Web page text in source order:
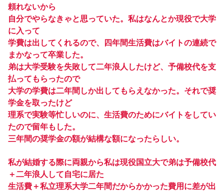
頼れないから
自分でやらなきゃと思っていた。私はなんとか現役で大学
に入って
学費は出してくれるので、四年間生活費はバイトの連続で
まかなって卒業した。
弟は大学受験を失敗して二年浪人したけど、予備校代を支
払ってもらったので
大学の学費は二年間しか出してもらえなかった。それで奨
学金を取ったけど
理系で実験等忙しいのに、生活費のためにバイトをしてい
たので留年もした。
三年間の奨学金の額が結構な額になったらしい。
私が結婚する際に両親から私は現役国立大で弟は予備校代
＋二年浪人して自宅に居た
生活費＋私立理系大学二年間だからかかった費用に差が出